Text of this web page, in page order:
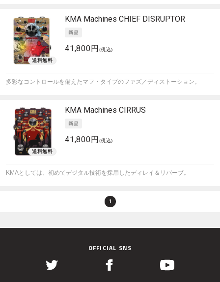
KMA Machines CHIEF DISRUPTOR
41,800円 (税込)
多彩なコントロールを備えたマフ・タイプのファズ／ディストーション。
KMA Machines CIRRUS
41,800円 (税込)
KMAとしては、初めてデジタル技術を採用したディレイ＆リバーブ。
1
OFFICIAL SNS